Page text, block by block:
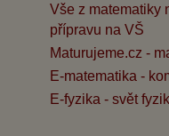
Vše z matematiky
přípravu na VŠ
Maturujeme.cz -
E-matematika -
E-fyzika - svět